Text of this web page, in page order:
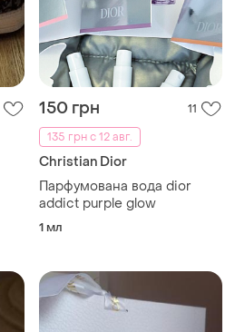
150 грн
11
135 грн с 12 авг.
Christian Dior
Парфумована вода dior
addict purple glow
1 мл